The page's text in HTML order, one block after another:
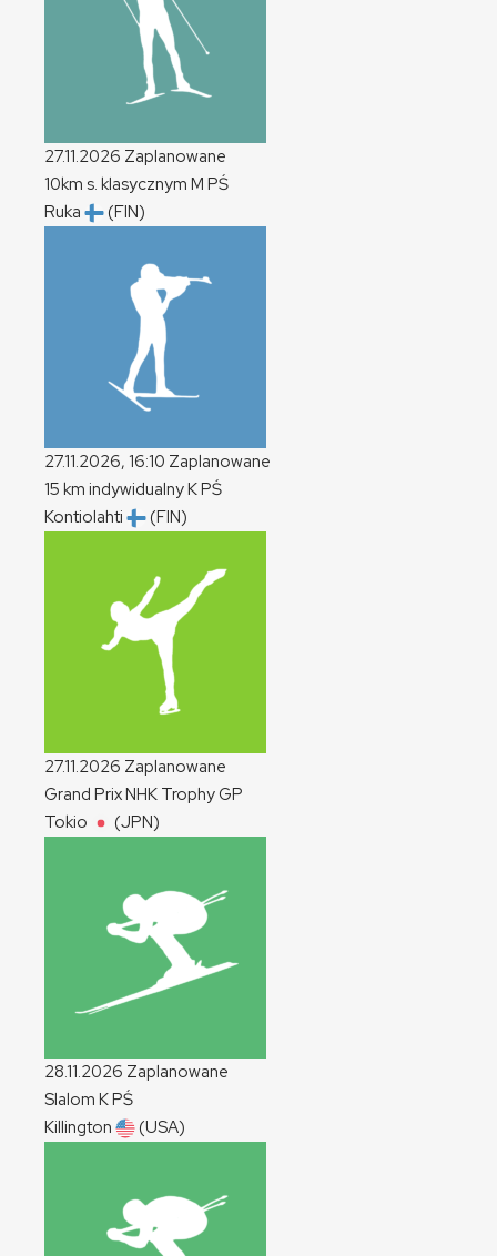
27.11.2026 Zaplanowane
10km s. klasycznym M PŚ
Ruka
(FIN)
27.11.2026, 16:10 Zaplanowane
15 km indywidualnyKPŚ
Kontiolahti
(FIN)
27.11.2026 Zaplanowane
Grand Prix NHK TrophyGP
Tokio
(JPN)
28.11.2026 Zaplanowane
Slalom KPŚ
Killington
(USA)